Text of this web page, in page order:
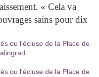
« Cela va
sains pour dix